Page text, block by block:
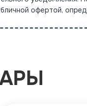
офертой,